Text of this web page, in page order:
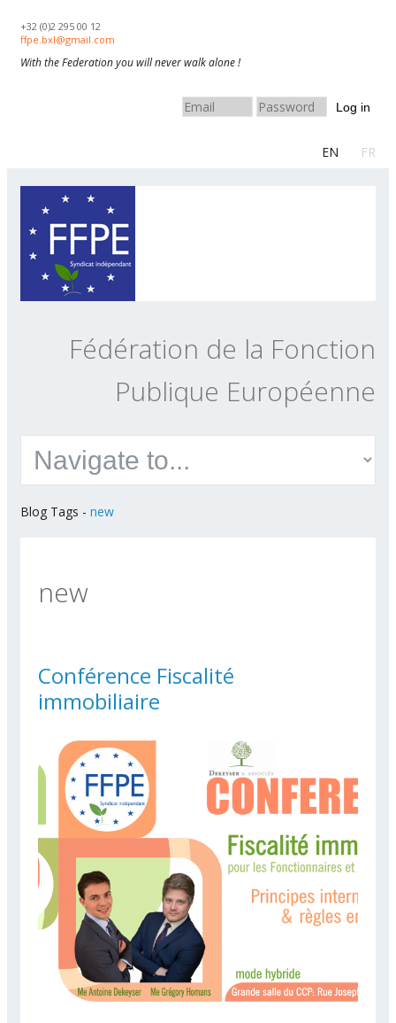
+32 (0)2 295 00 12
ffpe.bxl@gmail.com
With the Federation you will never walk alone !
Log in
EN FR
Fédération de la Fonction
Publique Européenne
Blog Tags - new
new
Conférence Fiscalité
immobiliaire